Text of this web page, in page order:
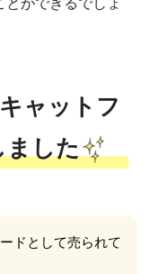
ができるでしょ
ャットフ
ました
ドとして売られて